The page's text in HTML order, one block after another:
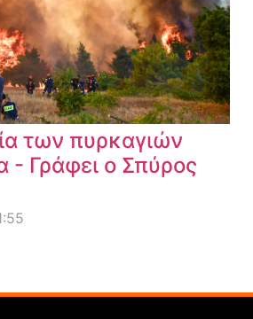
των πυρκαγιών
- Γράφει ο Σπύρος